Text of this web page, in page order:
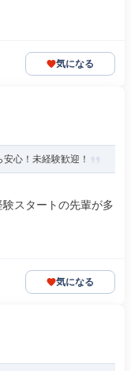
気になる
心！未経験歓迎！
スタートの先輩が多
気になる